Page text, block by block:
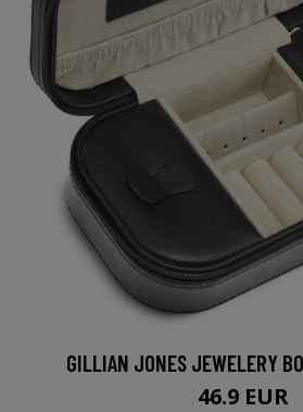
GILLIAN JONES JEWELERY
46.9 EUR